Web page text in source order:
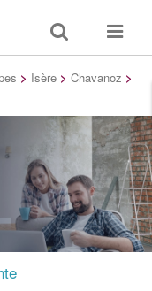
Toggle
search
Toggle
> Isère > Chavanoz >